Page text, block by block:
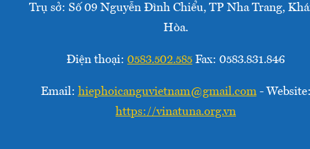
Trụ sở: Số 09 Nguyễn Đình Chiểu, TP Nha Trang,
Hòa.
Điện thoại: 0583.502.585 Fax: 0583.831.846
Email: hiephoicanguvietnam@gmail.com-
https://vinatuna.org.vn